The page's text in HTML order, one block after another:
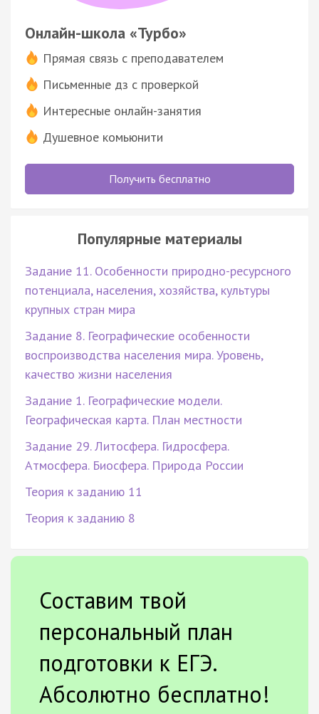
Онлайн-школа «Турбо»
Прямая связь с преподавателем
Письменные дз с проверкой
Интересные онлайн-занятия
Душевное комьюнити
Получить бесплатно
Популярные материалы
Задание 11. Особенности природно-ресурсного
потенциала, населения, хозяйства, культуры
крупных стран мира
Задание 8. Географические особенности
воспроизводства населения мира. Уровень,
качество жизни населения
Задание 1. Географические модели.
Географическая карта. План местности
Задание 29. Литосфера. Гидросфера.
Атмосфера. Биосфера. Природа России
Теория к заданию 11
Теория к заданию 8
Составим твой
персональный план
подготовки к ЕГЭ.
Абсолютно бесплатно!